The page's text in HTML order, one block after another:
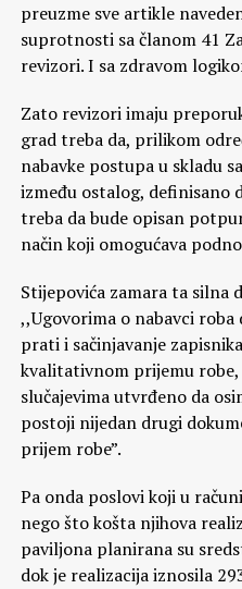
preuzme sve artikle
suprotnosti sa članom 41
revizori. I sa zdravom
Zato revizori imaju
grad treba da, prilikom
nabavke postupa u skladu
između ostalog, definisano
treba da bude opisan
način koji omogućava
Stijepovića zamara ta silna
,,Ugovorima o nabavci
prati i sačinjavanje
kvalitativnom prijemu robe,
slučajevima utvrđeno da
postoji nijedan drugi
prijem robe”.
Pa onda poslovi koji u
nego što košta njihova
paviljona planirana su
dok je realizacija iznosila